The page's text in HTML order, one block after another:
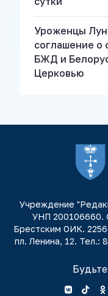
Уроженцы
соглашение о
БЖД и
Церковью
Учреждение
УНП 200106660.
Брестским ОИК.
пл. Ленина, 12. Тел.: